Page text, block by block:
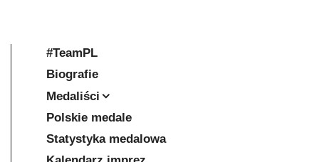
#TeamPL
Biografie
Medaliści
Polskie medale
Statystyka medalowa